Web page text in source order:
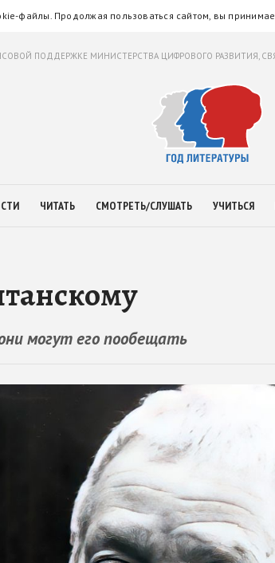
файлы. Продолжая пользоваться сайтом, вы
ПОДДЕРЖКЕ МИНИСТЕРСТВА ЦИФРОВОГО РАЗВИТИЯ,
ЧИТАТЬ СМОТРЕТЬ/СЛУШАТЬ УЧИТЬСЯ
могут его пообещать